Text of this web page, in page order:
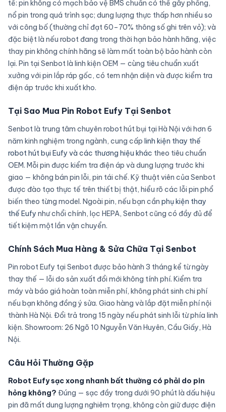
tế: pin không có mạch bảo vệ BMS chuẩn có thể gây phồng,
nổ pin trong quá trình sạc; dung lượng thực thấp hơn nhiều so
với công bố (thường chỉ đạt 60–70% thông số ghi trên vỏ); và
đặc biệt là nếu robot đang trong thời hạn bảo hành hãng, việc
thay pin không chính hãng sẽ làm mất toàn bộ bảo hành còn
lại. Pin tại Senbot là linh kiện OEM — cùng tiêu chuẩn xuất
xưởng với pin lắp ráp gốc, có tem nhận diện và được kiểm tra
điện áp trước khi xuất kho.
Tại Sao Mua Pin Robot Eufy Tại Senbot
Senbot là trung tâm chuyên robot hút bụi tại Hà Nội với hơn 6
năm kinh nghiệm trong ngành, cung cấp linh kiện thay thế
robot hút bụi Eufy và các thương hiệu khác theo tiêu chuẩn
OEM. Mỗi pin được kiểm tra điện áp và dung lượng trước khi
giao — không bán pin lỗi, pin tái chế. Kỹ thuật viên của Senbot
được đào tạo thực tế trên thiết bị thật, hiểu rõ các lỗi pin phổ
biến theo từng model. Ngoài pin, nếu bạn cần phụ kiện thay
thế Eufy như chổi chính, lọc HEPA, Senbot cũng có đầy đủ để
tiết kiệm một lần vận chuyển.
Chính Sách Mua Hàng & Sửa Chữa Tại Senbot
Pin robot Eufy tại Senbot được bảo hành 3 tháng kể từ ngày
thay thế — lỗi do sản xuất đổi mới không tính phí. Kiểm tra
máy và báo giá hoàn toàn miễn phí, không phát sinh chi phí
nếu bạn không đồng ý sửa. Giao hàng và lắp đặt miễn phí nội
thành Hà Nội. Đổi trả trong 15 ngày nếu phát sinh lỗi từ phía linh
kiện. Showroom: 26 Ngõ 10 Nguyễn Văn Huyên, Cầu Giấy, Hà
Nội.
Câu Hỏi Thường Gặp
Robot Eufy sạc xong nhanh bất thường có phải do pin
hỏng không? Đúng — sạc đầy trong dưới 90 phút là dấu hiệu
pin đã mất dung lượng nghiêm trọng, không còn giữ được điện